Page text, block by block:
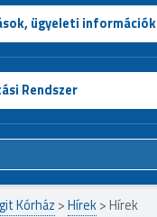
ügyeleti információk
Rendszer
Kórház >Hírek> Hírek